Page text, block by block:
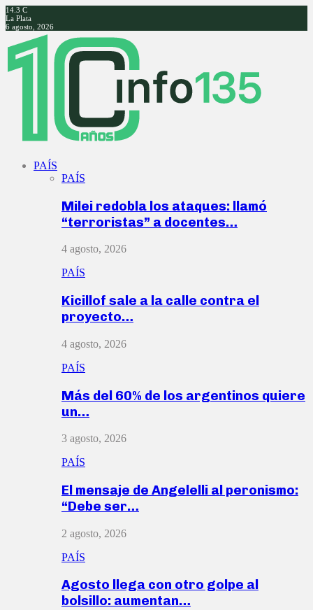
14.3 C
La Plata
6 agosto, 2026
Facebook
Twitter
Instagram
Youtube
PAÍS
PAÍS
Milei redobla los ataques: llamó
“terroristas” a docentes…
4 agosto, 2026
PAÍS
Kicillof sale a la calle contra el
proyecto…
4 agosto, 2026
PAÍS
Más del 60% de los argentinos quiere
un…
3 agosto, 2026
PAÍS
El mensaje de Angelelli al peronismo:
“Debe ser…
2 agosto, 2026
PAÍS
Agosto llega con otro golpe al
bolsillo: aumentan…